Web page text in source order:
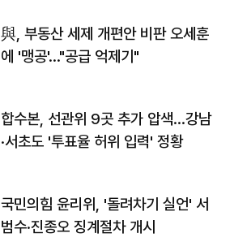
與, 부동산 세제 개편안 비판 오세훈
에 '맹공'…"공급 억제기"
합수본, 선관위 9곳 추가 압색…강남
·서초도 '투표율 허위 입력' 정황
국민의힘 윤리위, '돌려차기 실언' 서
범수·진종오 징계절차 개시